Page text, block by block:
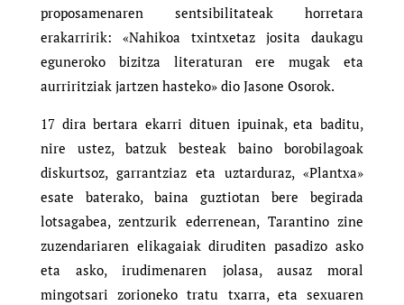
proposamenaren sentsibilitateak horretara
erakarririk: «Nahikoa txintxetaz josita daukagu
eguneroko bizitza literaturan ere mugak eta
aurriritziak jartzen hasteko» dio Jasone Osorok.
17 dira bertara ekarri dituen ipuinak, eta baditu,
nire ustez, batzuk besteak baino borobilagoak
diskurtsoz, garrantziaz eta uztarduraz, «Plantxa»
esate baterako, baina guztiotan bere begirada
lotsagabea, zentzurik ederrenean, Tarantino zine
zuzendariaren elikagaiak diruditen pasadizo asko
eta asko, irudimenaren jolasa, ausaz moral
mingotsari zorioneko tratu txarra, eta sexuaren